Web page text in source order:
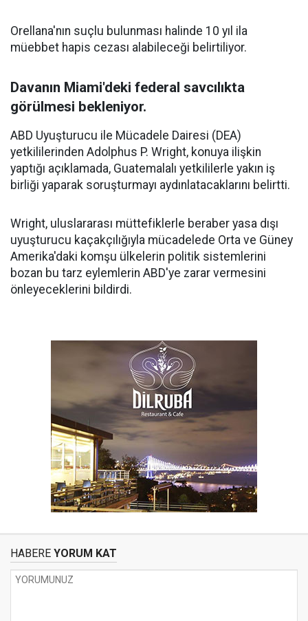
Orellana'nın suçlu bulunması halinde 10 yıl ila
müebbet hapis cezası alabileceği belirtiliyor.
Davanın Miami'deki federal savcılıkta
görülmesi bekleniyor.
ABD Uyuşturucu ile Mücadele Dairesi (DEA)
yetkililerinden Adolphus P. Wright, konuya ilişkin
yaptığı açıklamada, Guatemalalı yetkililerle yakın iş
birliği yaparak soruşturmayı aydınlatacaklarını belirtti.
Wright, uluslararası müttefiklerle beraber yasa dışı
uyuşturucu kaçakçılığıyla mücadelede Orta ve Güney
Amerika'daki komşu ülkelerin politik sistemlerini
bozan bu tarz eylemlerin ABD'ye zarar vermesini
önleyeceklerini bildirdi.
HABERE YORUM KAT